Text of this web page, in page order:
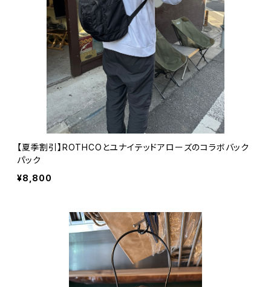
【夏季割引】ROTHCOとユナイテッドアローズのコラボバック
パック
¥8,800